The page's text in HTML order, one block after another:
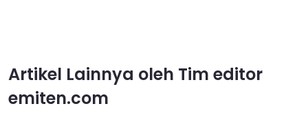
Artikel Lainnya oleh Tim editor
emiten.com